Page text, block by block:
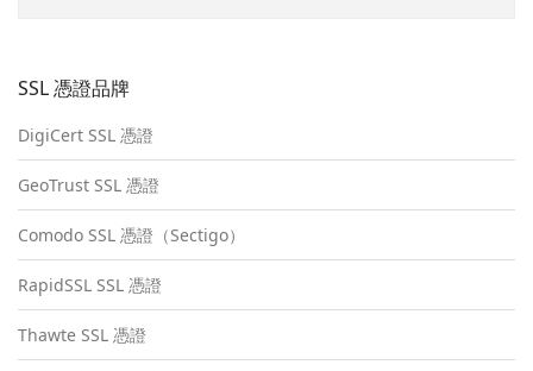
SSL 憑證品牌
DigiCert SSL 憑證
GeoTrust SSL 憑證
Comodo SSL 憑證（Sectigo）
RapidSSL SSL 憑證
Thawte SSL 憑證